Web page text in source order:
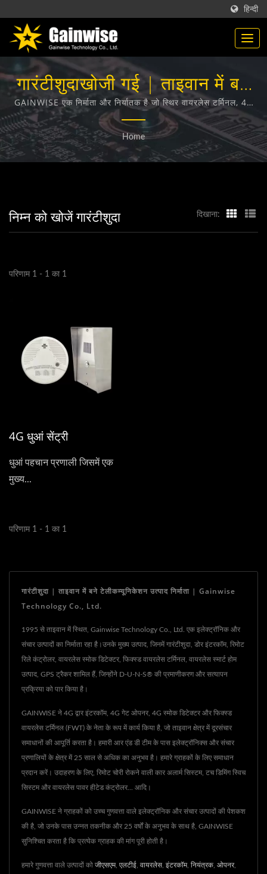
हिन्दी
गारंटीशुदाखोजी गई | ताइवान में बने
टेलीकम्यूनिकेशन उत्पाद निर्माता |
Gainwise Technology Co.,
Ltd.
GAINWISE एक निर्माता और निर्यातक है जो स्थिर वायरलेस टर्मिनल, 4G
दरवाजा इंटरकॉम, 4G गेट ओपनर और 4G स्मोक डिटेक्टर के डिजाइन,
विकास और निर्माण में विशेषज्ञता रखता है।
Home
निम्न को खोजें गारंटीशुदा दिखाना:
परिणाम 1 - 1 का 1
4G धुआं सेंट्री
धुआं पहचान प्रणाली जिसमें एक
मुख्य...
परिणाम 1 - 1 का 1
गारंटीशुदा | ताइवान में बने टेलीकम्यूनिकेशन उत्पाद निर्माता | Gainwise
Technology Co., Ltd.
1995 से ताइवान में स्थित, Gainwise Technology Co., Ltd. एक इलेक्ट्रॉनिक और
संचार उत्पादों का निर्माता रहा है।उनके मुख्य उत्पाद, जिनमें गारंटीशुदा, डोर इंटरकॉम, रिमोट
रिले कंट्रोलर, वायरलेस स्मोक डिटेक्टर, फिक्स्ड वायरलेस टर्मिनल, वायरलेस स्मार्ट होम
उत्पाद, GPS ट्रैकर शामिल हैं, जिन्होंने D-U-N-S® की प्रमाणीकरण और सत्यापन
प्रक्रिया को पार किया है।
GAINWISE ने 4G द्वार इंटरकॉम, 4G गेट ओपनर, 4G स्मोक डिटेक्टर और फिक्स्ड
वायरलेस टर्मिनल (FWT) के नेता के रूप में कार्य किया है, जो ताइवान क्षेत्र में दूरसंचार
समाधानों की आपूर्ति करता है। हमारी आर एंड डी टीम के पास इलेक्ट्रॉनिक्स और संचार
प्रणालियों के क्षेत्र में 25 साल से अधिक का अनुभव है। हमारे ग्राहकों के लिए समाधान
प्रदान करें। उदाहरण के लिए, रिमोट चोरी रोकने वाली कार अलार्म सिस्टम, टच डिमिंग स्विच
सिस्टम और वायरलेस पावर हीटेड कंट्रोलर... आदि।
GAINWISE ने ग्राहकों को उच्च गुणवत्ता वाले इलेक्ट्रॉनिक और संचार उत्पादों की पेशकश
की है, जो उनके पास उन्नत तकनीक और 25 वर्षों के अनुभव के साथ है, GAINWISE
सुनिश्चित करता है कि प्रत्येक ग्राहक की मांग पूरी होती है।
हमारे गुणवत्ता वाले उत्पादों को जीएसएम, एलटीई वायरलेस इंटरकॉम, नियंत्रक ओपनर,